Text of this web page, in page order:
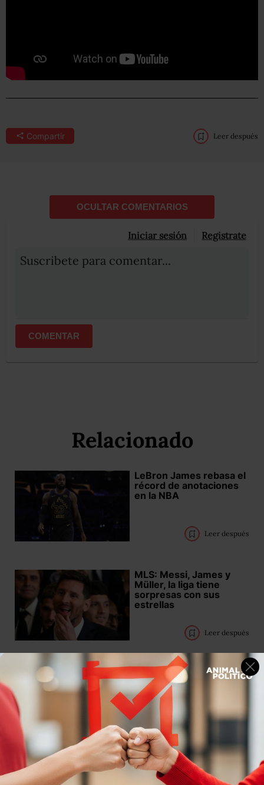
Compartir Leer después
OCULTAR COMENTARIOS
Iniciar sesión Registrate
Suscribete para comentar...
COMENTAR
Relacionado
LeBron James rebasa el
récord de anotaciones
en la NBA
Leer después
MLS: Messi, James y
Müller, la liga tiene
sorpresas con sus
estrellas
Leer después
Trump "homenajea" a
Messi y habla de CR7 y
Pelé
Claudia Sheinbaum
regalará su boleto de